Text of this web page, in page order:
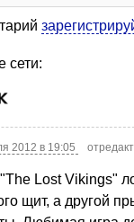
сети:
2012 в 19:05
Lost Vikings"
щит, а другой